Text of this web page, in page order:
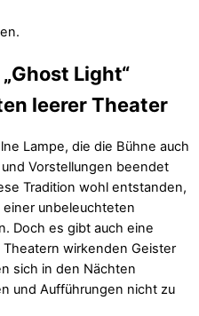
Light“
leerer Theater
Lampe, die die Bühne auch
Vorstellungen beendet
Tradition wohl entstanden,
einer unbeleuchteten
Doch es gibt auch eine
wirkenden Geister
sich in den Nächten
und Aufführungen nicht zu